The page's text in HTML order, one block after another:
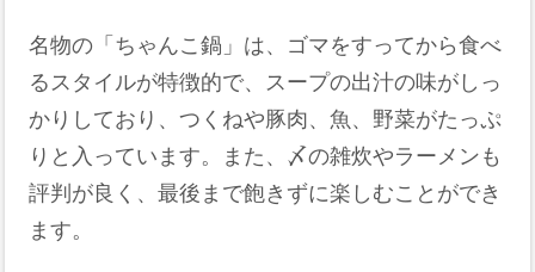
名物の「ちゃんこ鍋」は、ゴマをすってから食べ
るスタイルが特徴的で、スープの出汁の味がしっ
かりしており、つくねや豚肉、魚、野菜がたっぷ
りと入っています。また、〆の雑炊やラーメンも
評判が良く、最後まで飽きずに楽しむことができ
ます。